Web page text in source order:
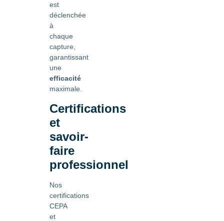
est
déclenchée
à
chaque
capture,
garantissant
une
efficacité
maximale.
Certifications
et
savoir-
faire
professionnel
Nos
certifications
CEPA
et